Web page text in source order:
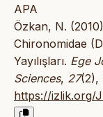
APA
Özkan, N.
Chironomidae
Yayılışları. Ege
Sciences, 27(2),
https://izlik.org/